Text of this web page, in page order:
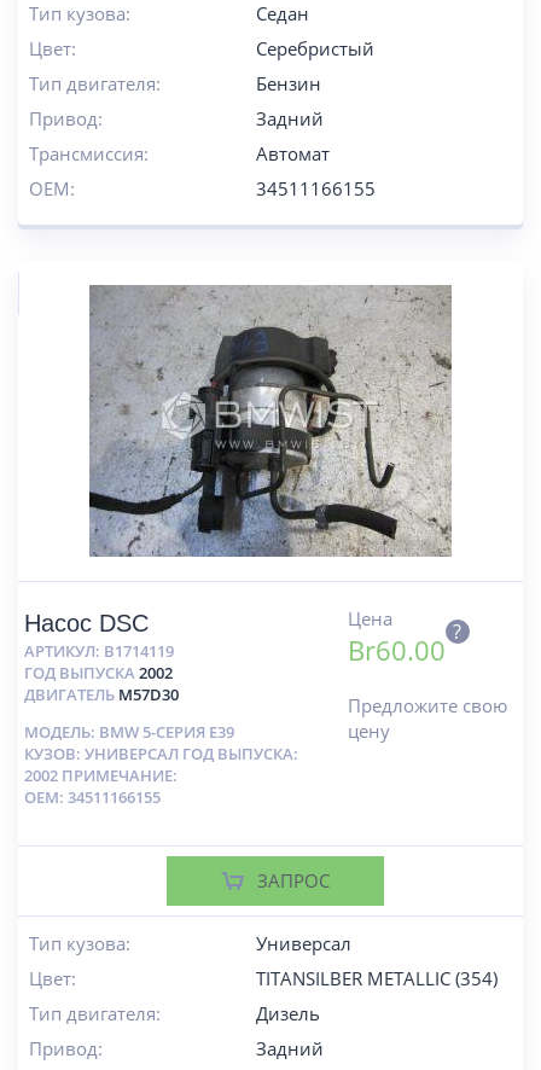
Тип кузова:
Седан
Цвет:
Серебристый
Тип двигателя:
Бензин
Привод:
Задний
Трансмиссия:
Автомат
OEM:
34511166155
Насос DSC
АРТИКУЛ: B1714119
ГОД ВЫПУСКА2002
ДВИГАТЕЛЬ M57D30
МОДЕЛЬ: BMW 5-СЕРИЯ E39
КУЗОВ: УНИВЕРСАЛ ГОД ВЫПУСКА:
2002 ПРИМЕЧАНИЕ:
OEM: 34511166155
Цена
Br60.00
?
Предложите свою
цену
ЗАПРОС
Тип кузова:
Универсал
Цвет:
TITANSILBER METALLIC (354)
Тип двигателя:
Дизель
Привод:
Задний